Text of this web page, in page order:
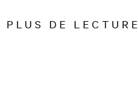
PLUS DE LECTURE